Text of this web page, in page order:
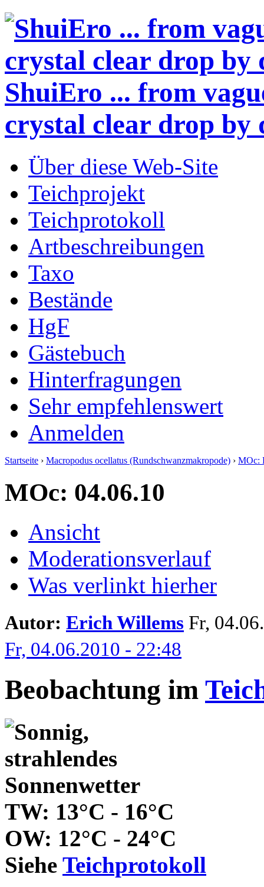
ShuiEro ... from
crystal clear drop by
Über diese Web-Site
Teichprojekt
Teichprotokoll
Artbeschreibungen
Taxo
Bestände
HgF
Gästebuch
Hinterfragungen
Sehr empfehlenswert
Anmelden
Startseite › Macropodus ocellatus (Rundschwanzmakropode) › MOc:
MOc: 04.06.10
Ansicht
Moderationsverlauf
Was verlinkt hierher
Autor: Erich Willems Fr,
Fr, 04.06.2010 - 22:48
Beobachtung im
TW: 13°C - 16°C
OW: 12°C - 24°C
Siehe Teichprotokoll